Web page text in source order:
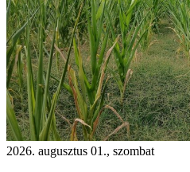
2026. augusztus 01., szombat